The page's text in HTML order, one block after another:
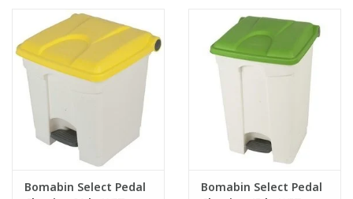
Bomabin Select Pedal
Bomabin Select Pedal